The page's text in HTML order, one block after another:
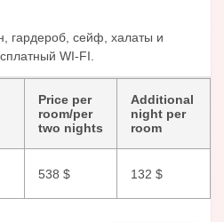
гардероб, сейф, халаты и
WI-FI.
Price per
room/per
two nights
Additional
night per
room
538 $ 132 $